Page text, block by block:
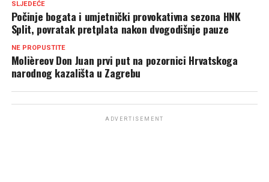
SLJEDEĆE
Počinje bogata i umjetnički provokativna sezona HNK
Split, povratak pretplata nakon dvogodišnje pauze
NE PROPUSTITE
Molièreov Don Juan prvi put na pozornici Hrvatskoga
narodnog kazališta u Zagrebu
ADVERTISEMENT